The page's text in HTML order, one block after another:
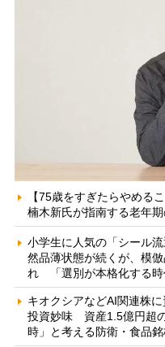
【75歳をすぎたらやめる
楠木新氏が指南する老年
小学生に人気の「シール
然品薄状態が続くが、模
れ 「選別が本格化する時
キオクシアなどAI関連株
投資妙味 資産1.5億円超
時」と考える防衛・食品